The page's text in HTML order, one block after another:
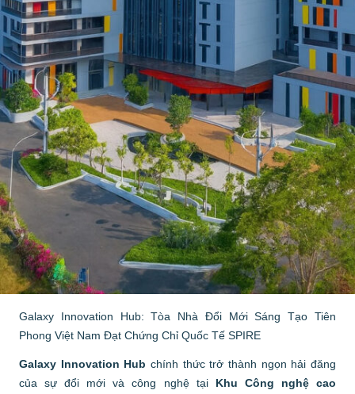
Galaxy Innovation Hub: Tòa Nhà Đổi Mới Sáng Tạo Tiên
Phong Việt Nam Đạt Chứng Chỉ Quốc Tế SPIRE
Galaxy Innovation Hub chính thức trở thành ngọn hải đăng
của sự đổi mới và công nghệ tại Khu Công nghệ cao